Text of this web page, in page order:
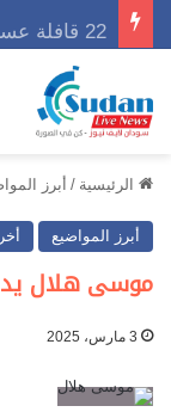
الرئيسية / أبرز
أبرز المواضيع
موسى هلال
3 مارس، 2025